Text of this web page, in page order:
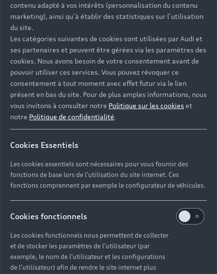
Des
engagements
durables pour
l’entretien de
votre Audi A7
Les pièces utilisées pendant votre entretien sont
testées, homologuées et conformes aux normes
de sécurité les plus strictes dans le domaine
automobile. Garanties pendant 2 ans, elles sont
par ailleurs recyclables à 90 % ou composées de
contenu adapté à vos intérêts (personnalisation du contenu
marketing), ainsi qu’à établir des statistiques sur l’utilisation
du site.
Les catégories suivantes de cookies sont utilisées par Audi et
ses partenaires et peuvent être gérées via les paramètres des
cookies. Nous avons besoin de votre consentement avant de
pouvoir utiliser ces services. Vous pouvez révoquer ce
consentement à tout moment avec effet futur via le lien
présent en bas du site. Pour de plus amples informations, nous
vous invitons à consulter notre Politique sur les cookies et
notre Politique de confidentialité.
Cookies Essentiels
Les cookies essentiels sont nécessaires pour vous fournir des
fonctions de base lors de l'utilisation du site internet. Ces
fonctions comprennent par exemple le configurateur de véhicules.
Cookies fonctionnels
Les cookies fonctionnels nous permettent de collecter
et de stocker les paramètres de l'utilisateur (par
exemple, le nom de l'utilisateur et les configurations
de l'utilisateur) afin de rendre le site internet plus